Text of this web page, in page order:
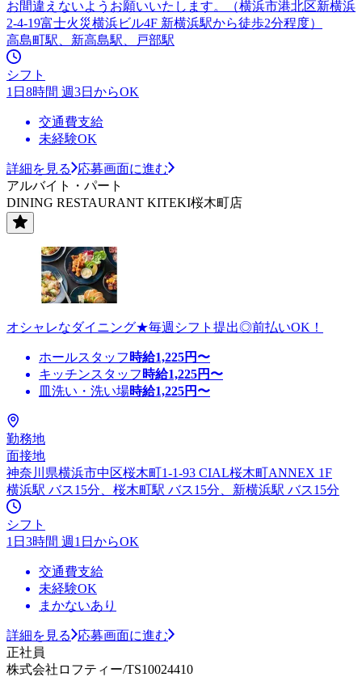
お間違えないようお願いいたします。（横浜市港北区新横浜
2-4-19富士火災横浜ビル4F 新横浜駅から徒歩2分程度）
高島町駅、新高島駅、戸部駅
シフト
1日8時間 週3日からOK
交通費支給
未経験OK
詳細を見る
応募画面に進む
アルバイト・パート
DINING RESTAURANT KITEKI桜木町店
オシャレなダイニング★毎週シフト提出◎前払いOK！
ホールスタッフ 時給1,225円〜
キッチンスタッフ 時給1,225円〜
皿洗い・洗い場時給1,225円〜
勤務地
面接地
神奈川県横浜市中区桜木町1-1-93 CIAL桜木町ANNEX 1F
横浜駅 バス15分、桜木町駅 バス15分、新横浜駅 バス15分
シフト
1日3時間 週1日からOK
交通費支給
未経験OK
まかないあり
詳細を見る
応募画面に進む
正社員
株式会社ロフティー/TS10024410